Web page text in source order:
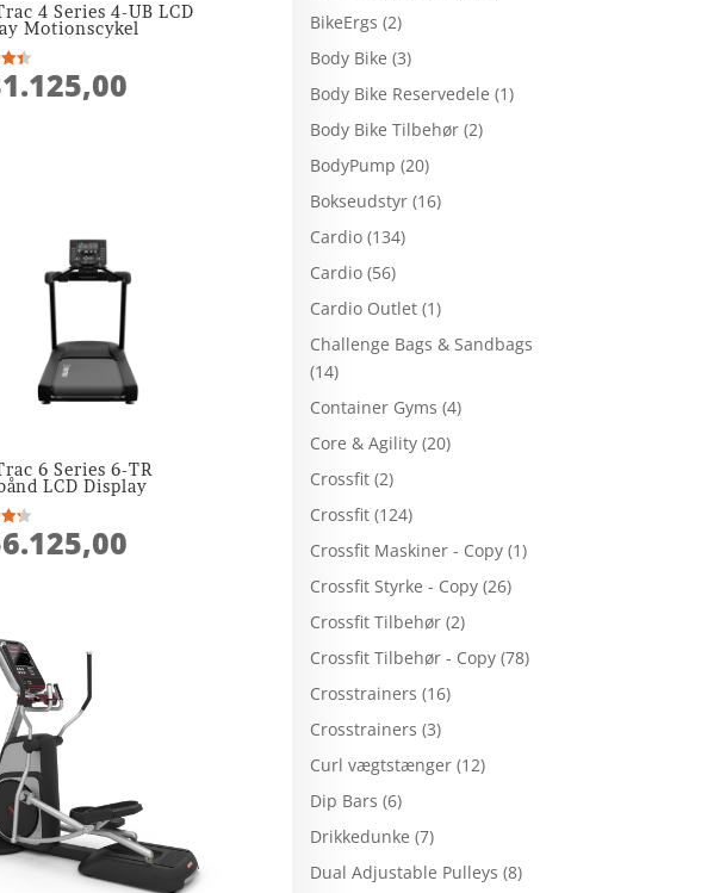
4 Series 4-UB LCD
Motionscykel
6 Series 6-TR
LCD Display
BikeErgs (2)
Body Bike (3)
Body Bike Reservedele (1)
Body Bike Tilbehør (2)
BodyPump (20)
Bokseudstyr (16)
Cardio (134)
Cardio (56)
Cardio Outlet (1)
Challenge Bags & Sandbags
(14)
Container Gyms (4)
Core & Agility (20)
Crossfit (2)
Crossfit (124)
Crossfit Maskiner - Copy (1)
Crossfit Styrke - Copy (26)
Crossfit Tilbehør (2)
Crossfit Tilbehør - Copy (78)
Crosstrainers (16)
Crosstrainers (3)
Curl vægtstænger (12)
Dip Bars (6)
Drikkedunke (7)
Dual Adjustable Pulleys (8)